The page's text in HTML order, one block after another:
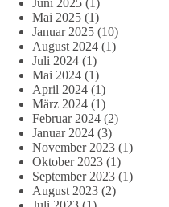
Juni 2025 (1)
Mai 2025 (1)
Januar 2025 (10)
August 2024 (1)
Juli 2024 (1)
Mai 2024 (1)
April 2024 (1)
März 2024 (1)
Februar 2024 (2)
Januar 2024 (3)
November 2023 (1)
Oktober 2023 (1)
September 2023 (1)
August 2023 (2)